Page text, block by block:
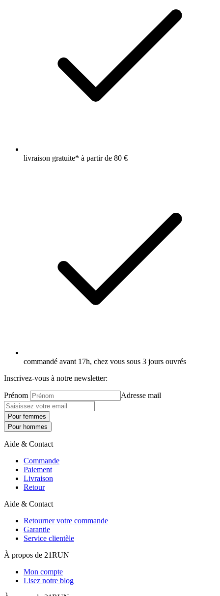
livraison gratuite* à partir de 80 €
commandé avant 17h, chez vous sous 3 jours ouvrés
Inscrivez-vous à notre newsletter:
Prénom Adresse mail
Pour femmes
Pour hommes
Aide & Contact
Commande
Paiement
Livraison
Retour
Aide & Contact
Retourner votre commande
Garantie
Service clientèle
À propos de 21RUN
Mon compte
Lisez notre blog